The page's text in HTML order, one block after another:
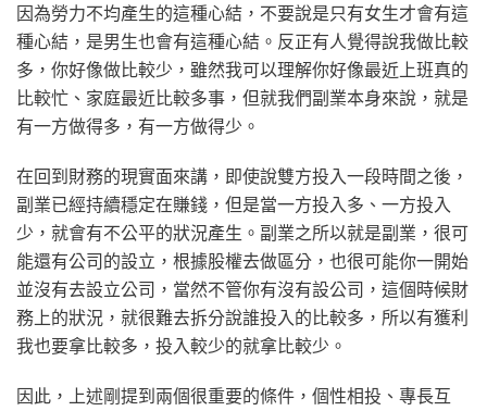
因為勞力不均產生的這種心結，不要說是只有女生才會有這
種心結，是男生也會有這種心結。反正有人覺得說我做比較
多，你好像做比較少，雖然我可以理解你好像最近上班真的
比較忙、家庭最近比較多事，但就我們副業本身來說，就是
有一方做得多，有一方做得少。
在回到財務的現實面來講，即使說雙方投入一段時間之後，
副業已經持續穩定在賺錢，但是當一方投入多、一方投入
少，就會有不公平的狀況產生。副業之所以就是副業，很可
能還有公司的設立，根據股權去做區分，也很可能你一開始
並沒有去設立公司，當然不管你有沒有設公司，這個時候財
務上的狀況，就很難去拆分說誰投入的比較多，所以有獲利
我也要拿比較多，投入較少的就拿比較少。
因此，上述剛提到兩個很重要的條件，個性相投、專長互